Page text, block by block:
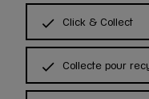
Click & Collect
Collecte pour